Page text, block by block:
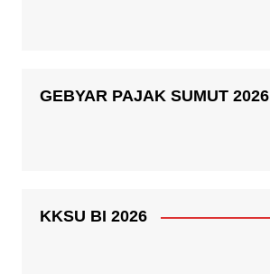
GEBYAR PAJAK SUMUT 2026
KKSU BI 2026